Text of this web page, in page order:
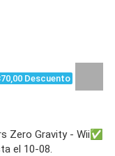
Descuento
Zero Gravity - Wii✅
el 10-08.